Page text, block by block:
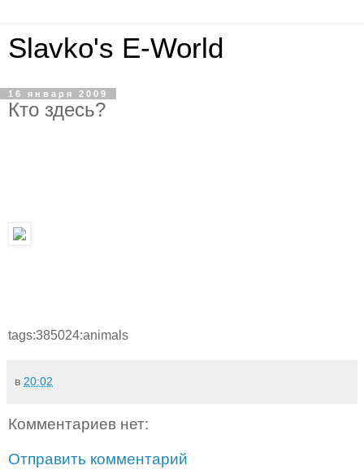
Slavko's E-World
16 января 2009
Кто здесь?
tags:385024:animals
в 20:02
Комментариев нет:
Отправить комментарий